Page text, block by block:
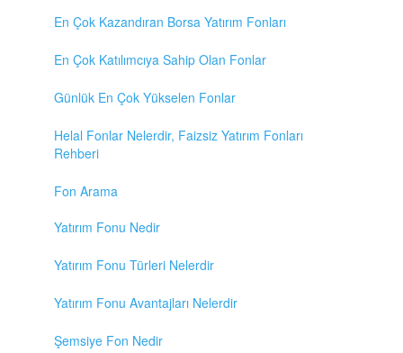
En Çok Kazandıran Borsa Yatırım Fonları
En Çok Katılımcıya Sahip Olan Fonlar
Günlük En Çok Yükselen Fonlar
Helal Fonlar Nelerdir, Faizsiz Yatırım Fonları
Rehberi
Fon Arama
Yatırım Fonu Nedir
Yatırım Fonu Türleri Nelerdir
Yatırım Fonu Avantajları Nelerdir
Şemsiye Fon Nedir